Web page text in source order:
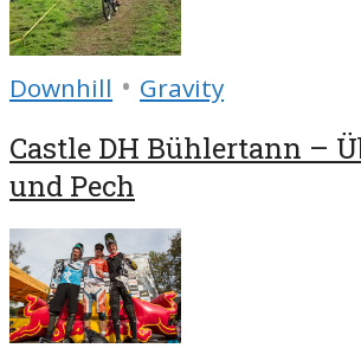
Downhill • Gravity
Castle DH Bühlertann –
und Pech